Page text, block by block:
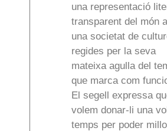
una representació
transparent del món
una societat de
regides per la seva
mateixa agulla del
que marca com
El segell expressa
volem donar-li una
temps per poder